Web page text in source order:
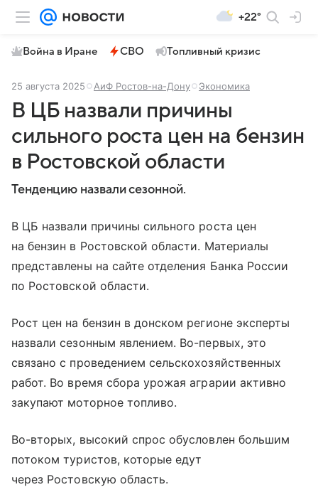
+22°
Война в Иране СВО Топливный кризис
25 августа 2025 АиФ Ростов-на-Дону Экономика
В ЦБ назвали причины
сильного роста цен на бензин
в Ростовской области
Тенденцию назвали сезонной.
В ЦБ назвали причины сильного роста цен
на бензин в Ростовской области. Материалы
представлены на сайте отделения Банка России
по Ростовской области.
Рост цен на бензин в донском регионе эксперты
назвали сезонным явлением. Во-первых, это
связано с проведением сельскохозяйственных
работ. Во время сбора урожая аграрии активно
закупают моторное топливо.
Во-вторых, высокий спрос обусловлен большим
потоком туристов, которые едут
через Ростовскую область.